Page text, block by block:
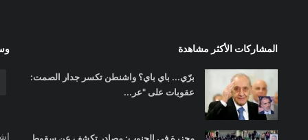
المشاركات الأكثر مشاهدة
برّي... باي باي؟ واشنطن تكسر جدار الصمت:
عقوبات على "عر...